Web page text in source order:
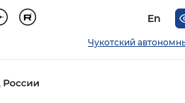
En
Чукотский